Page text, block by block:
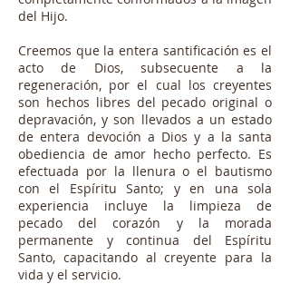
del Hijo.
Creemos que la entera santificación es el
acto de Dios, subsecuente a la
regeneración, por el cual los creyentes
son hechos libres del pecado original o
depravación, y son llevados a un estado
de entera devoción a Dios y a la santa
obediencia de amor hecho perfecto. Es
efectuada por la llenura o el bautismo
con el Espíritu Santo; y en una sola
experiencia incluye la limpieza de
pecado del corazón y la morada
permanente y continua del Espíritu
Santo, capacitando al creyente para la
vida y el servicio.